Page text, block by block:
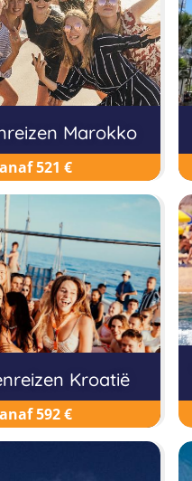
Marokko
521 €
Kroatië
592 €